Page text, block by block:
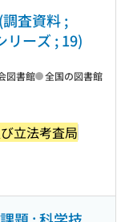
査資料 ;
リーズ ; 19)
立法考査局
図書館 全国の図書館